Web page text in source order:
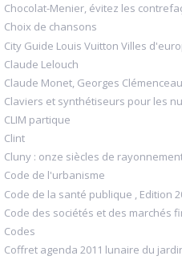
Chocolat-Menier, évitez les
Choix de chansons
City Guide Louis Vuitton Villes
Claude Lelouch
Claude Monet, Georges
Claviers et synthétiseurs pour les
CLIM partique
Clint
Cluny : onze siècles de
Code de l'urbanisme
Code de la santé publique , Edition
Code des sociétés et des marchés
Codes
Coffret agenda 2011 lunaire du